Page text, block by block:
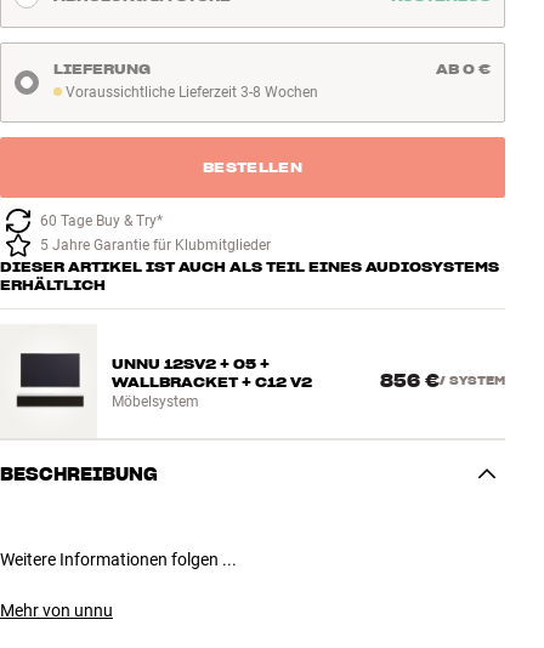
Voraussichtliche Lieferzeit 3-8 Wochen
Voraussichtliche Lieferzeit 3-8 Wochen
LIEFERUNG AB 0 €
BESTELLEN
60 Tage Buy & Try*
5 Jahre Garantie für Klubmitglieder
DIESER ARTIKEL IST AUCH ALS TEIL EINES AUDIOSYSTEMS
ERHÄLTLICH
UNNU 12SV2 + 05 +
WALLBRACKET + C12 V2
Möbelsystem
856 €/ SYSTEM
BESCHREIBUNG
Weitere Informationen folgen ...
Mehr von unnu